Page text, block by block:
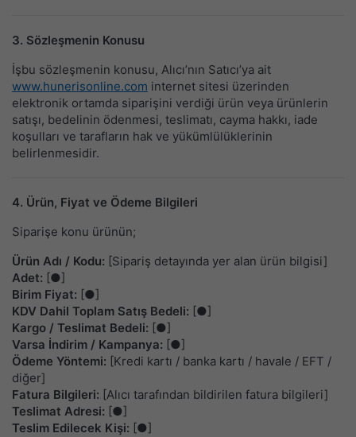
3. Sözleşmenin Konusu
İşbu sözleşmenin konusu, Alıcı’nın Satıcı’ya ait
www.hunerisonline.com internet sitesi üzerinden
elektronik ortamda siparişini verdiği ürün veya ürünlerin
satışı, bedelinin ödenmesi, teslimatı, cayma hakkı, iade
koşulları ve tarafların hak ve yükümlülüklerinin
belirlenmesidir.
4. Ürün, Fiyat ve Ödeme Bilgileri
Siparişe konu ürünün;
Ürün Adı / Kodu: [Sipariş detayında yer alan ürün bilgisi]
Adet: [●]
Birim Fiyat: [●]
KDV Dahil Toplam Satış Bedeli: [●]
Kargo / Teslimat Bedeli: [●]
Varsa İndirim / Kampanya: [●]
Ödeme Yöntemi: [Kredi kartı / banka kartı / havale / EFT /
diğer]
Fatura Bilgileri: [Alıcı tarafından bildirilen fatura bilgileri]
Teslimat Adresi: [●]
Teslim Edilecek Kişi: [●]